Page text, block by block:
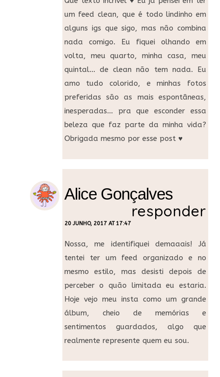
um feed clean, que é todo lindinho em
alguns igs que sigo, mas não combina
nada comigo. Eu fiquei olhando em
volta, meu quarto, minha casa, meu
quintal… de clean não tem nada. Eu
amo tudo colorido, e minhas fotos
preferidas são as mais espontâneas,
inesperadas… pra que esconder essa
beleza que faz parte da minha vida?
Obrigada mesmo por esse post ♥
Alice Gonçalves
20 JUNHO, 2017 AT 17:47
responder
Nossa, me identifiquei demaaais! Já
tentei ter um feed organizado e no
mesmo estilo, mas desisti depois de
perceber o quão limitada eu estaria.
Hoje vejo meu insta como um grande
álbum, cheio de memórias e
sentimentos guardados, algo que
realmente represente quem eu sou.